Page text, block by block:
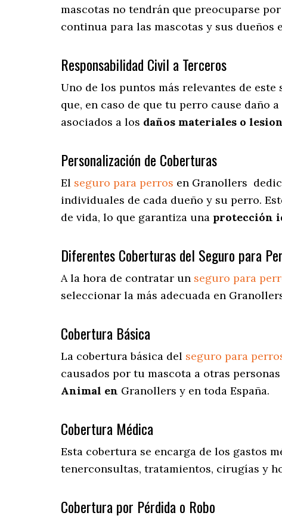
mascotas no tendrán que preocuparse por
continua para las mascotas y sus dueños
Responsabilidad Civil a Terceros
Uno de los puntos más relevantes de este
que, en caso de que tu perro cause daño
asociados a los daños materiales o
Personalización de Coberturas
El seguro para perros en Granollers
individuales de cada dueño y su perro.
de vida, lo que garantiza una protección
Diferentes Coberturas del Seguro para
A la hora de contratar un seguro para
seleccionar la más adecuada en
Cobertura Básica
La cobertura básica del seguro para
causados por tu mascota a otras
Animal en Granollers y en toda España.
Cobertura Médica
Esta cobertura se encarga de los gastos
tenerconsultas, tratamientos, cirugías y
Cobertura por Pérdida o Robo